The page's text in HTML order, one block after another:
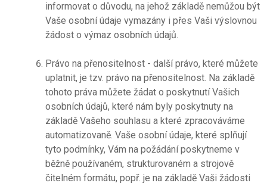
informovat o důvodu, na jehož základě nemůžou být
Vaše osobní údaje vymazány i přes Vaši výslovnou
žádost o výmaz osobních údajů.
Právo na přenositelnost - další právo, které můžete
uplatnit, je tzv. právo na přenositelnost. Na základě
tohoto práva můžete žádat o poskytnutí Vašich
osobních údajů, které nám byly poskytnuty na
základě Vašeho souhlasu a které zpracováváme
automatizovaně. Vaše osobní údaje, které splňují
tyto podmínky, Vám na požádání poskytneme v
běžně používaném, strukturovaném a strojově
čitelném formátu, popř. je na základě Vaši žádosti